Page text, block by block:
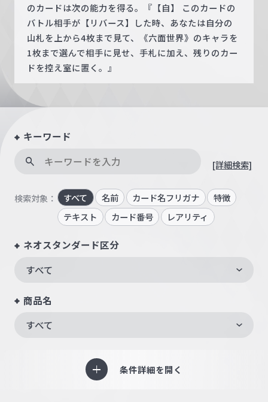
のカードは次の能力を得る。『【自】 このカードの
バトル相手が【リバース】した時、あなたは自分の
山札を上から4枚まで見て、《六面世界》のキャラを
1枚まで選んで相手に見せ、手札に加え、残りのカー
ドを控え室に置く。』
キーワード
[詳細検索]
検索対象： すべて 名前 カード名フリガナ
特徴
テキスト
カード番号 レアリティ
ネオスタンダード区分
すべて
商品名
すべて
条件詳細を開く